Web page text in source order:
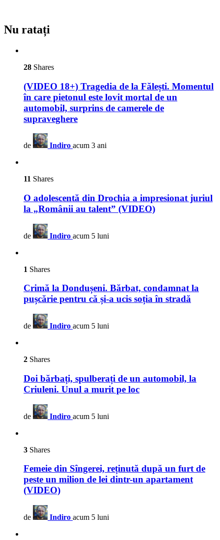
Nu ratați
28 Shares
(VIDEO 18+) Tragedia de la Fălești. Momentul
în care pietonul este lovit mortal de un
automobil, surprins de camerele de
supraveghere
de Indiro acum 3 ani
11 Shares
O adolescentă din Drochia a impresionat juriul
la „Românii au talent” (VIDEO)
de Indiro acum 5 luni
1 Shares
Crimă la Dondușeni. Bărbat, condamnat la
pușcărie pentru că și-a ucis soția în stradă
de Indiro acum 5 luni
2 Shares
Doi bărbați, spulberați de un automobil, la
Criuleni. Unul a murit pe loc
de Indiro acum 5 luni
3 Shares
Femeie din Sîngerei, reținută după un furt de
peste un milion de lei dintr-un apartament
(VIDEO)
de Indiro acum 5 luni